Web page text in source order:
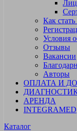
Как
Условия
Отзывы
Вакансии
Авторы
ОПЛАТА И
АРЕНДА
INTEGRAMED
Каталог